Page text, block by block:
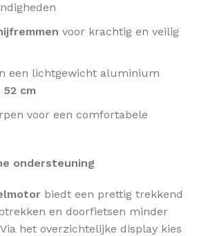
voor krachtig en veilig
een lichtgewicht aluminium
52 cm
voor een comfortabele
ondersteuning
biedt een prettig trekkend
en doorfietsen minder
het overzichtelijke display kies